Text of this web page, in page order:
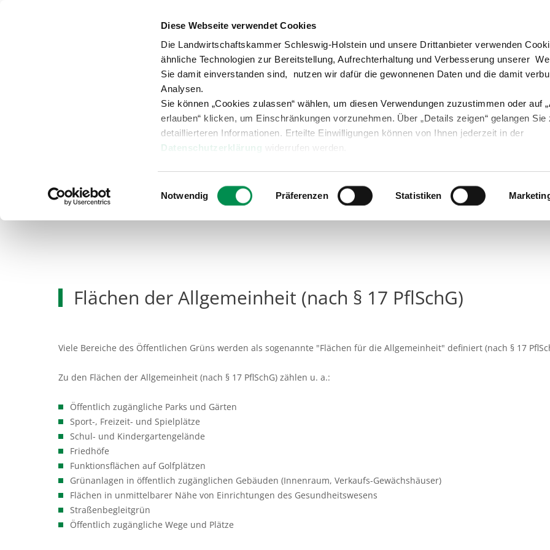
Diese Webseite verwendet Cookies
Die Landwirtschaftskammer Schleswig-Holstein und unsere Drittanbieter verwenden
ähnliche Technologien zur Bereitstellung, Aufrechterhaltung und Verbesserung unserer
Sie damit einverstanden sind, nutzen wir dafür die gewonnenen Daten und die damit
Analysen.
Sie können „Cookies zulassen“ wählen, um diesen Verwendungen zuzustimmen oder auf
erlauben“ klicken, um Einschränkungen vorzunehmen. Über „Details zeigen“ gelangen Sie
detaillierteren Informationen. Erteilte Einwilligungen können von Ihnen jederzeit in der
Datenschutzerklärung widerrufen werden.
Einwilligungsauswahl
Notwendig Präferenzen Statistiken
Ansprechpartner & Berater
Versuche Beratung Landwirtschaft Öko Forst Fischerei
Pflanzenschutzberatung
Flächen der Allgemeinheit (nach § 17 PflSchG)
Viele Bereiche des Öffentlichen Grüns werden als sogenannte "Flächen für die Allgemeinheit" definiert (nach § 17
Zu den Flächen der Allgemeinheit (nach § 17 PflSchG) zählen u. a.:
Öffentlich zugängliche Parks und Gärten
Sport-, Freizeit- und Spielplätze
Schul- und Kindergartengelände
Friedhöfe
Funktionsflächen auf Golfplätzen
Grünanlagen in öffentlich zugänglichen Gebäuden (Innenraum, Verkaufs-Gewächshäuser)
Flächen in unmittelbarer Nähe von Einrichtungen des Gesundheitswesens
Straßenbegleitgrün
Öffentlich zugängliche Wege und Plätze